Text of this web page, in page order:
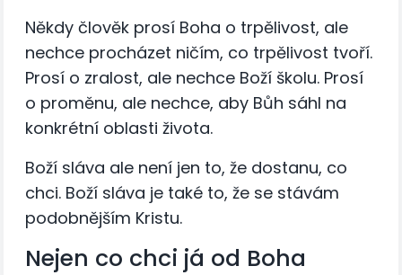
Někdy člověk prosí Boha o trpělivost, ale
nechce procházet ničím, co trpělivost tvoří.
Prosí o zralost, ale nechce Boží školu. Prosí
o proměnu, ale nechce, aby Bůh sáhl na
konkrétní oblasti života.
Boží sláva ale není jen to, že dostanu, co
chci. Boží sláva je také to, že se stávám
podobnějším Kristu.
Nejen co chci já od Boha